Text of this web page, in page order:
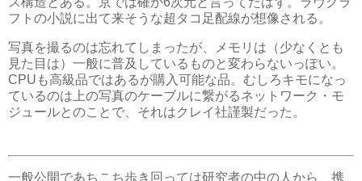
フトの小説に出て来そうな超タコ足配線が想像される。
写真を撮るのは忘れてしまったが、メモリは（少なくとも
見た目は）一般に普及しているものと変わらないっぽい。
CPUも高級品ではあるが購入可能な品。むしろキモになっ
ているのは上の写真のケーブルに繋がるネットワーク・モ
ジュールとのことで、それはクレイ社謹製だった。
一般公開であちこち歩き回っては研究者の中の人から、携